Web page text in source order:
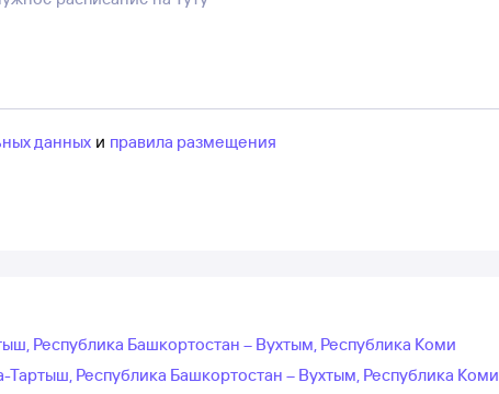
данных и правила размещения
Республика Башкортостан – Вухтым, Республика Коми
Республика Башкортостан – Вухтым, Республика Коми